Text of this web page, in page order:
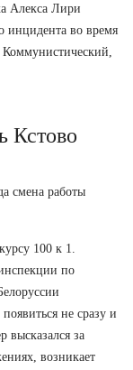
Алекса Лири
инцидента во время
Кстово
смена работы
100 к 1.
по
не сразу и
высказался за
возникает